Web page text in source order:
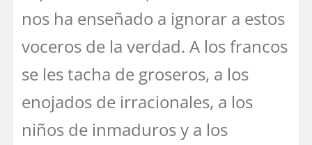
nos ha enseñado a ignorar a estos
voceros de la verdad. A los francos
se les tacha de groseros, a los
enojados de irracionales, a los
niños de inmaduros y a los